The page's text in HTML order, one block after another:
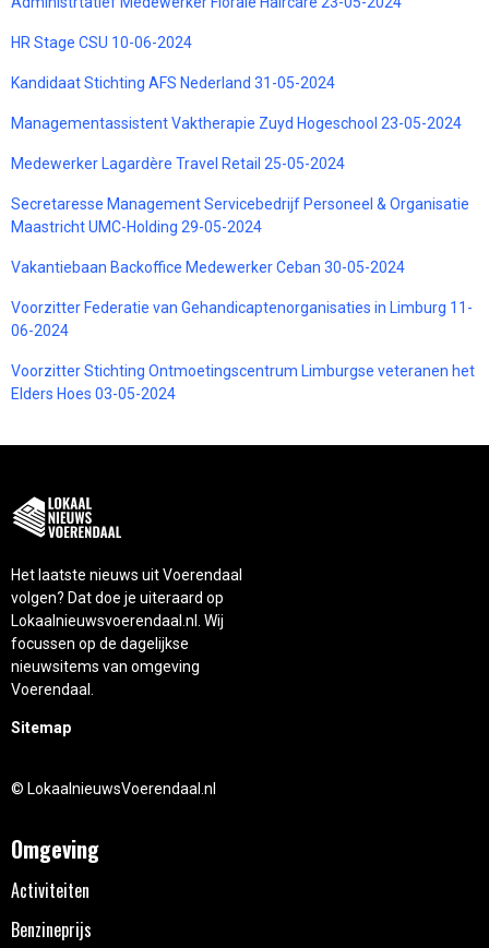
HR Stage CSU 10-06-2024
Kandidaat Stichting AFS Nederland 31-05-2024
Managementassistent Vaktherapie Zuyd Hogeschool 23-05-2024
Medewerker Lagardère Travel Retail 25-05-2024
Secretaresse Management Servicebedrijf Personeel & Organisatie
Maastricht UMC-Holding 29-05-2024
Vakantiebaan Backoffice Medewerker Ceban 30-05-2024
Voorzitter Federatie van Gehandicaptenorganisaties in Limburg 11-
06-2024
Voorzitter Stichting Ontmoetingscentrum Limburgse veteranen het
Elders Hoes 03-05-2024
Het laatste nieuws uit Voerendaal
volgen? Dat doe je uiteraard op
Lokaalnieuwsvoerendaal.nl. Wij
focussen op de dagelijkse
nieuwsitems van omgeving
Voerendaal.
Sitemap
© LokaalnieuwsVoerendaal.nl
Omgeving
Activiteiten
Benzineprijs